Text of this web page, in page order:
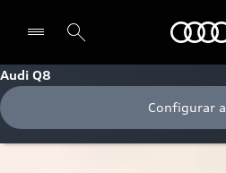
Selecionar o revendedor
Audi Q8
Configurar